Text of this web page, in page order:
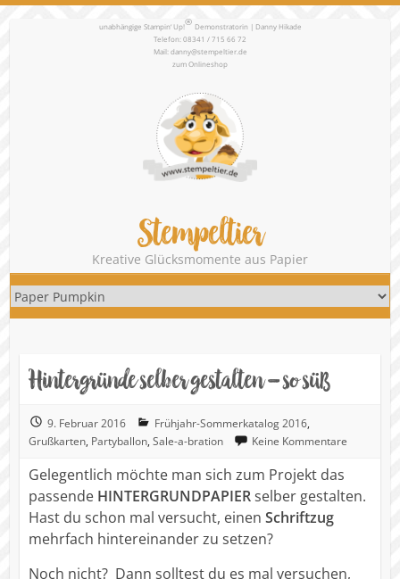
unabhängige Stampin‘ Up!® Demonstratorin | Danny Hikade
Telefon: 08341 / 715 66 72
Mail:danny@stempeltier.de
zumOnlineshop
Stempeltier
Kreative Glücksmomente aus Papier
Hintergründe selber gestalten – so süß
9. Februar 2016 Frühjahr-Sommerkatalog 2016,
Grußkarten, Partyballon, Sale-a-bration Keine Kommentare
Gelegentlich möchte man sich zum Projekt das
passende HINTERGRUNDPAPIERselber gestalten.
Hast du schon mal versucht, einen Schriftzug
mehrfach hintereinander zu setzen?
Noch nicht? Dann solltest du es mal versuchen,